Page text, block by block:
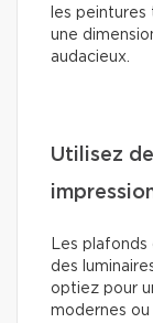
les
une
audacieux.
Utilisez
Les
des
optiez pour
modernes